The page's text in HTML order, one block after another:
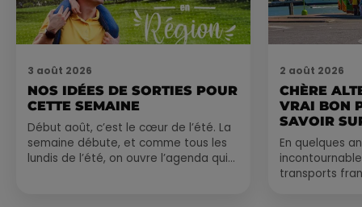
3 août 2026
NOS IDÉES DE SORTIES POUR
CETTE SEMAINE
Début août, c’est le cœur de l’été. La
semaine débute, et comme tous les
lundis de l’été, on ouvre l’agenda qui
2 août 2026
CHÈRE
VRAI BON
SAVOIR
En quelques
transports